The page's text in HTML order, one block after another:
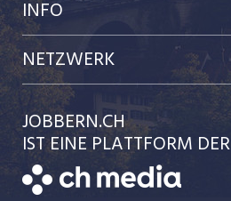
Jobs in der Stadt Biel
Festanstellungen
Temporäre Jobs
Freelance Jobs
Preise & Leistungen
Kundenlogin
Einzelinserat disponieren
Schnittstelle
Bewerber-Cockpit
INFO
Team
Ratgeber
AGB
Datenschutzerklärung
NETZWERK
jobbasel.ch
jobmittelland.ch
zentraljob.ch
JOBBERN.CH
IST EINE PLATTFORM DER